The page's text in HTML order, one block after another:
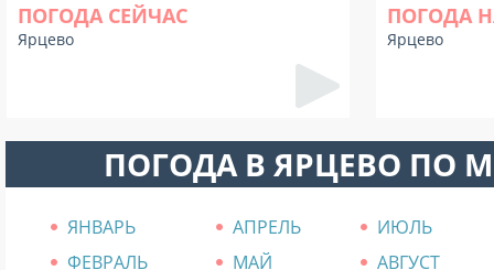
ПОГОДА СЕЙЧАС
Ярцево
ПОГОДА
Ярцево
ПОГОДА В ЯРЦЕВО ПО
ЯНВАРЬ АПРЕЛЬ
ИЮЛЬ
ФЕВРАЛЬ
МАЙ
АВГУСТ